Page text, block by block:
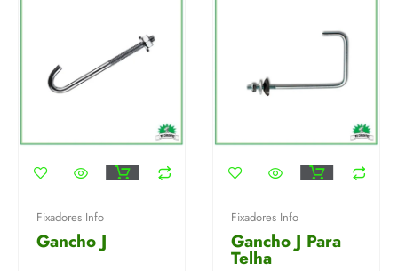
Fixadores Info
Gancho J
Fixadores Info
Gancho J Para
Telha